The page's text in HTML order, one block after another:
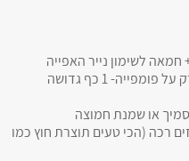
גרם) גבינת עיזים רכה (הכי טעים תוצרת חוץ כמו